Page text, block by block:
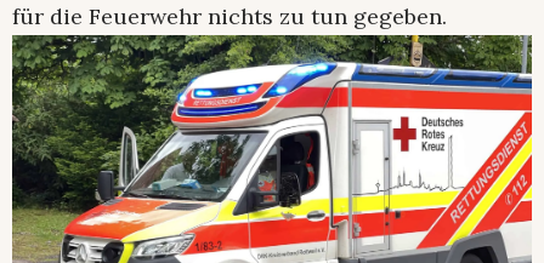
für die Feuerwehr nichts zu tun gegeben.